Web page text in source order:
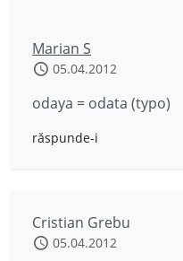
Marian S
05.04.2012
odaya = odata (typo)
răspunde-i
Cristian Grebu
05.04.2012